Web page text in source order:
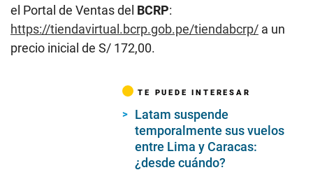
el Portal de Ventas del BCRP:
https://tiendavirtual.bcrp.gob.pe/tiendabcrp/ a un
precio inicial de S/ 172,00.
TE PUEDE INTERESAR
Latam suspende
temporalmente sus vuelos
entre Lima y Caracas:
¿desde cuándo?